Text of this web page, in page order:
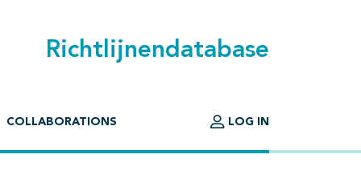
Richtlijnendatabase
COLLABORATIONS LOG IN